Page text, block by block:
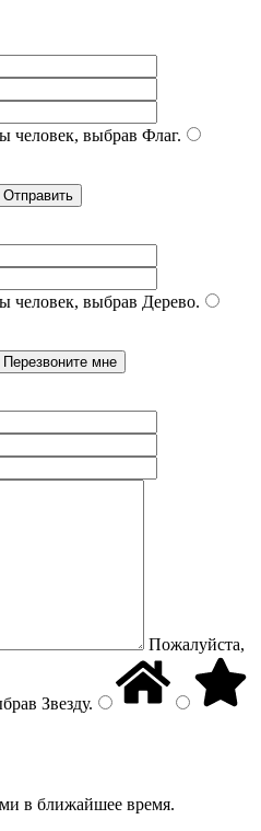
человек, выбрав Флаг.
человек, выбрав Дерево.
Пожалуйста,
Звезду.
в ближайшее время.